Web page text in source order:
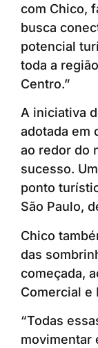
com Chico,
busca
potencial
toda a
Centro.”
A iniciativa
adotada em
ao redor do
sucesso.
ponto
São Paulo,
Chico
das
começada,
Comercial e
“Todas
movimentar